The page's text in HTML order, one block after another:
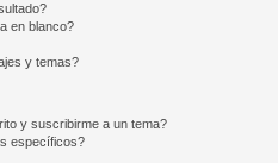
en blanco?
y temas?
y suscribirme a un tema?
específicos?